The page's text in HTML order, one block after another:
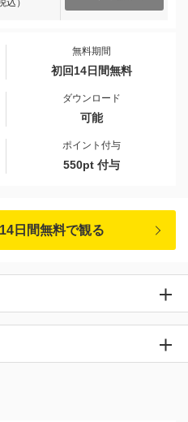
込）
無料期間
初回14日間無料
ダウンロード
可能
ポイント付与
550pt 付与
日間無料で観る